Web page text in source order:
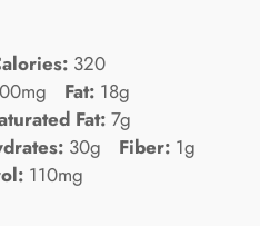
320
Fat: 18g
Fat: 7g
30g Fiber: 1g
110mg